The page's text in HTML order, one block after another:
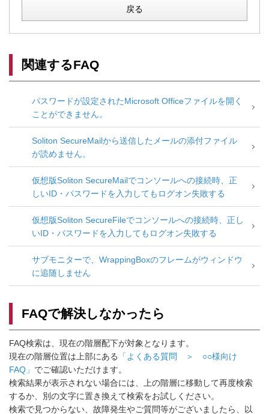
戻る
関連するFAQ
パスワードが設定されたMicrosoft Officeファイルを開く
ことができません。
Soliton SecureMailから送信したメールの添付ファイル
が読めません。
仮想版Soliton SecureMailでコンソールへの接続時、正
しいID・パスワードを入力してもログオン失敗する
仮想版Soliton SecureFileでコンソールへの接続時、正し
いID・パスワードを入力してもログオン失敗する
サブモニターで、WrappingBoxのフレームがウィンドウ
に追随しません
FAQで解決しなかったら
FAQ検索は、現在の階層配下が対象となります。
現在の階層位置は上部にある
「よくある質問 ＞ ○○様向け
FAQ」 でご確認いただけます。
検索結果が表示されない場合には、上の階層に移動して再度検索
するか、別の文字に置き換えて検索をお試しください。
検索で見つからない、故障発生やご質問等がございましたら、以